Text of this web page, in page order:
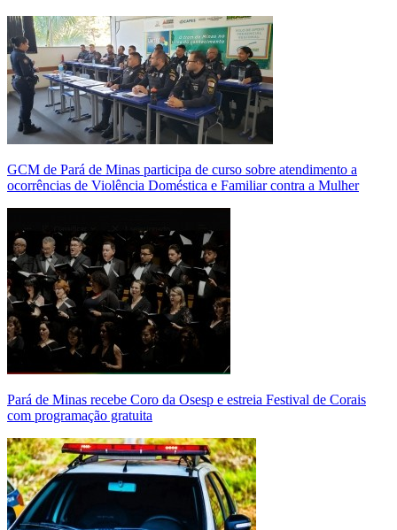
GCM de Pará de Minas participa de curso sobre atendimento a
ocorrências de Violência Doméstica e Familiar contra a Mulher
Pará de Minas recebe Coro da Osesp e estreia Festival de Corais
com programação gratuita